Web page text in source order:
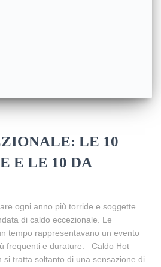
LE 10
E LE 10 DA
ogni anno più torride e soggette
di caldo eccezionale. Le
tempo rappresentavano un evento
frequenti e durature. Caldo Hot
tratta soltanto di una sensazione di